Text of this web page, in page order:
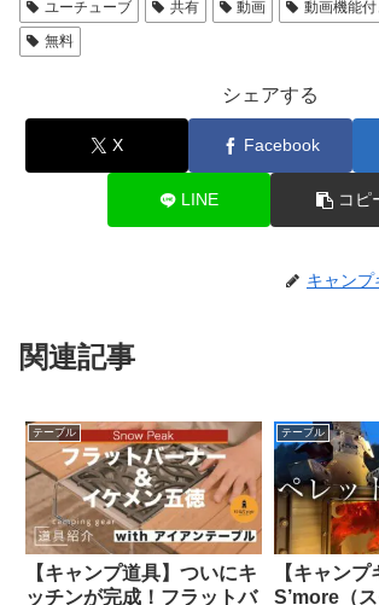
ユーチューブ
共有 動画
動画機能
無料
シェアする
X Facebook
LINE コピ
キャン
関連記事
テーブル
【キャンプ道具】ついにキ
ッチンが完成！フラットバ
テーブル
【キャンプ
S’more（